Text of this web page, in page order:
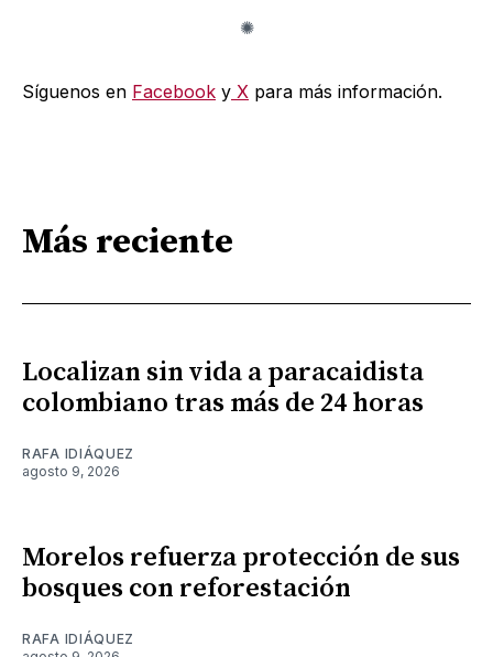
Síguenos en Facebook y X para más información.
Más reciente
Localizan sin vida a paracaidista
colombiano tras más de 24 horas
RAFA IDIÁQUEZ
agosto 9, 2026
Morelos refuerza protección de sus
bosques con reforestación
RAFA IDIÁQUEZ